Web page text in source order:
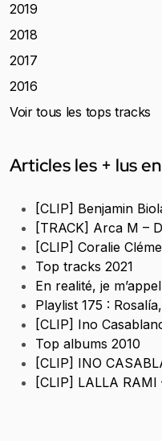
2019
2018
2017
2016
Voir tous les tops tracks
Articles les + lus
[CLIP] Benjamin
[TRACK] Arca M –
[CLIP] Coralie
Top tracks 2021
En realité, je
Playlist 175 :
[CLIP] Ino
Top albums 2010
[CLIP] INO
[CLIP] LALLA RAMI